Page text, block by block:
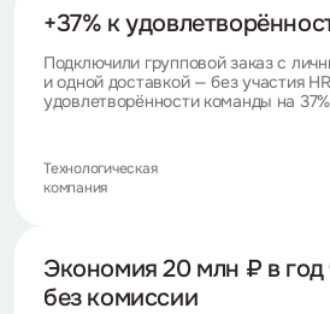
+37% к
Подключили групповой заказ с
и одной доставкой — без участия
удовлетворённости команды на 37%
Технологическая
компания
Экономия 20 млн ₽ в
без комиссии